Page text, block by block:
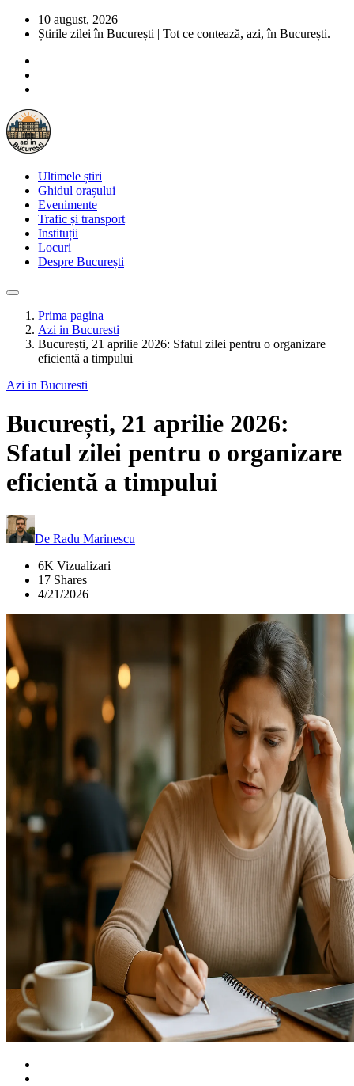
10 august, 2026
Știrile zilei în București | Tot ce contează, azi, în București.
Ultimele știri
Ghidul orașului
Evenimente
Trafic și transport
Instituții
Locuri
Despre București
Prima pagina
Azi in Bucuresti
București, 21 aprilie 2026: Sfatul zilei pentru o organizare
eficientă a timpului
Azi in Bucuresti
București, 21 aprilie 2026:
Sfatul zilei pentru o organizare
eficientă a timpului
De Radu Marinescu
6K Vizualizari
17 Shares
4/21/2026